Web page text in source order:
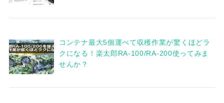
コンテナ最大5個運べて収穫作業が驚くほどラ
クになる！楽太郎RA-100/RA-200使ってみま
せんか？